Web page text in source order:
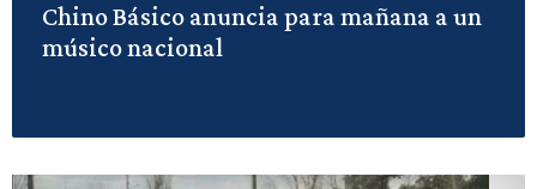
Chino Básico anuncia para mañana a un
músico nacional